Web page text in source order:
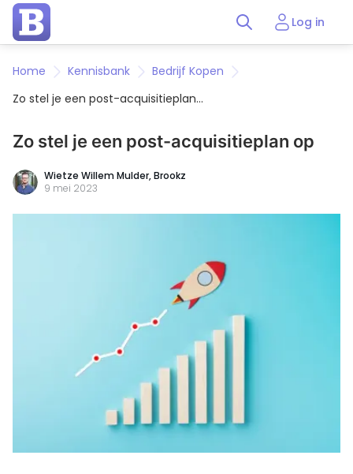
Log in
Home Kennisbank
Bedrijf Kopen
Zo stel je een post-acquisitieplan
Zo stel je een post-acquisitieplan op
Wietze Willem Mulder, Brookz
9 mei 2023